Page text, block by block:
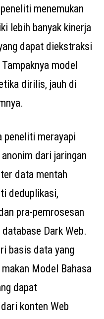
menemukan
lebih banyak kinerja
dapat diekstraksi
model
dirilis, jauh di
peneliti merayapi
dari jaringan
data mentah
deduplikasi,
pra-pemrosesan
Dark Web.
basis data yang
Model Bahasa
dapat
konten Web